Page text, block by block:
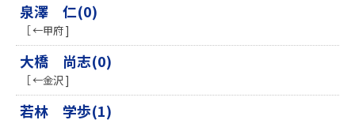
泉澤 仁(0)
［ ←甲府 ]
大橋 尚志(0)
［ ←金沢 ]
若林 学歩(1)